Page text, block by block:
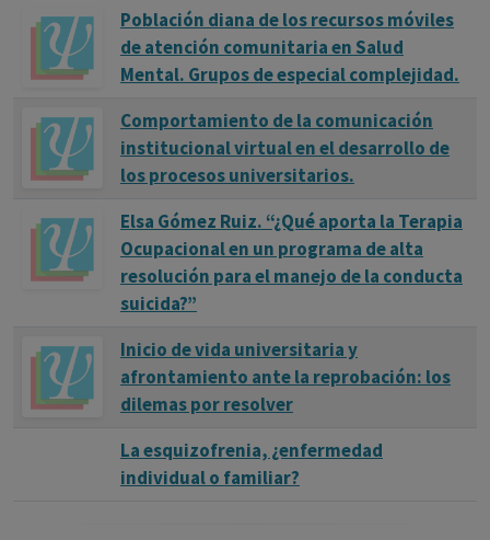
Población diana de los recursos móviles
de atención comunitaria en Salud
Mental. Grupos de especial complejidad.
Comportamiento de la comunicación
institucional virtual en el desarrollo de
los procesos universitarios.
Elsa Gómez Ruiz. “¿Qué aporta la Terapia
Ocupacional en un programa de alta
resolución para el manejo de la conducta
suicida?”
Inicio de vida universitaria y
afrontamiento ante la reprobación: los
dilemas por resolver
La esquizofrenia, ¿enfermedad
individual o familiar?